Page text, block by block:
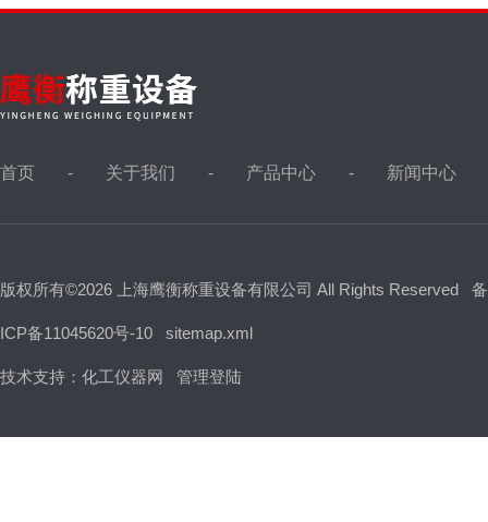
首页 关于我们 产品中心 新闻中心
版权所有©2026 上海鹰衡称重设备有限公司 All Rights Reserved
ICP备11045620号-10 sitemap.xml
技术支持： 化工仪器网 管理登陆